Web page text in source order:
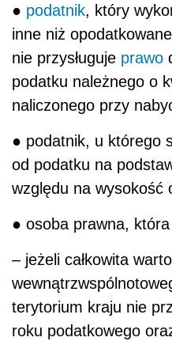
● podatnik, który
inne niż
nie przysługuje prawo
podatku należnego o
naliczonego przy
● podatnik, u którego
od podatku na
względu na wysokość
● osoba prawna,
– jeżeli całkowita
terytorium kraju nie
roku podatkowego